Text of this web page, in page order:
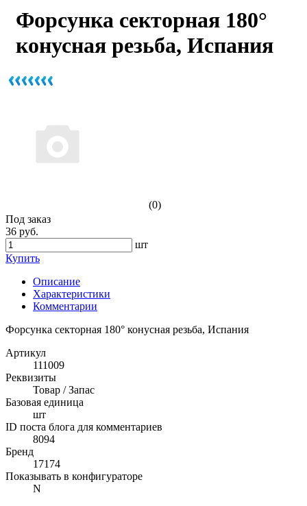
Форсунка секторная 180°
конусная резьба, Испания
(0)
Под заказ
36 руб.
шт
Купить
Описание
Характеристики
Комментарии
Форсунка секторная 180° конусная резьба, Испания
Артикул
111009
Реквизиты
Товар / Запас
Базовая единица
шт
ID поста блога для комментариев
8094
Бренд
17174
Показывать в конфигураторе
N